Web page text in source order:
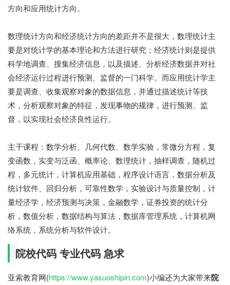
方向和应用统计方向。
数理统计方向和经济统计方向的差距并不是很大，数理统计主
要是对统计学的基本理论和方法进行研究；经济统计则是提供
科学地调查、搜集经济信息，以及描述、分析经济数据并对社
会经济运行过程进行预测、监督的一门科学。而应用统计学主
要是调查、收集观察对象的数据信息，并通过描述统计等技
术，分析观察对象的特征，发现事物的规律，进行预测、监
督，以实现社会经济良性运行。
主干课程：数学分析、几何代数、数学实验，常微分方程，复
变函数，实变与泛函、概率论、数理统计，抽样调查，随机过
程，多元统计，计算机应用基础，程序设计语言，数据分析及
统计软件、回归分析，可靠性数学，实验设计与质量控制，计
量经济学，经济预测与决策，金融数学，证券投资的统计分
析，数值分析，数据结构与算法，数据库管理系统，计算机网
络系统，系统分析与软件设计。
院校代码 专业代码 急求
亚索教育网(https://www.yasuoshipin.com)小编还为大家带来院